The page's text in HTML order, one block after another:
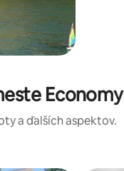
Economy
a ďalších aspektov.